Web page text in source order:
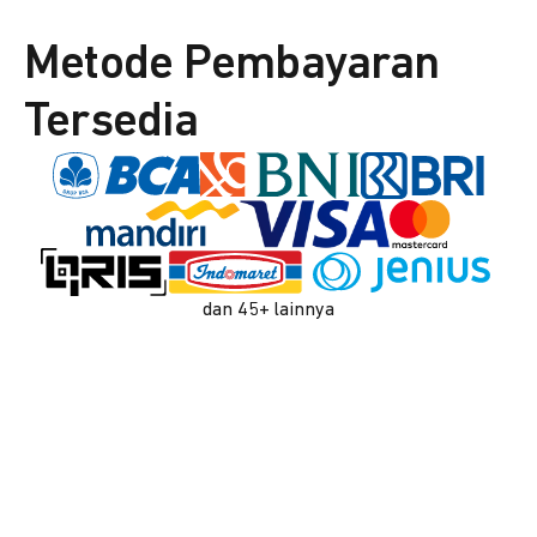
Metode Pembayaran
Tersedia
dan 45+ lainnya